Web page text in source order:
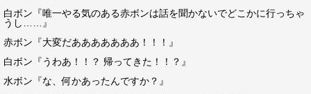
白ボン『唯一やる気のある赤ボンは話を聞かないでどこかに行っちゃ
うし……』
赤ボン『大変だあああああああ！！！』
白ボン『うわあ！！？ 帰ってきた！！？』
水ボン『な、何かあったんですか？』